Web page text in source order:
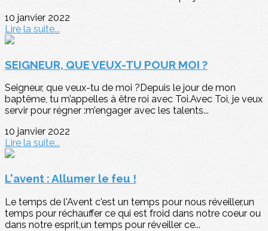
10 janvier 2022
Lire la suite...
SEIGNEUR, QUE VEUX-TU POUR MOI ?
Seigneur, que veux-tu de moi ?Depuis le jour de mon
baptême, tu m’appelles à être roi avec Toi.Avec Toi, je veux
servir pour régner :m’engager avec les talents...
10 janvier 2022
Lire la suite...
L'avent : Allumer le feu !
Le temps de l'Avent c'est un temps pour nous réveiller,un
temps pour réchauffer ce qui est froid dans notre coeur ou
dans notre esprit,un temps pour réveiller ce...